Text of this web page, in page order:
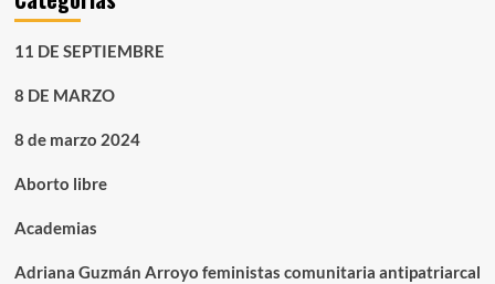
11 DE SEPTIEMBRE
8 DE MARZO
8 de marzo 2024
Aborto libre
Academias
Adriana Guzmán Arroyo feministas comunitaria antipatriarcal